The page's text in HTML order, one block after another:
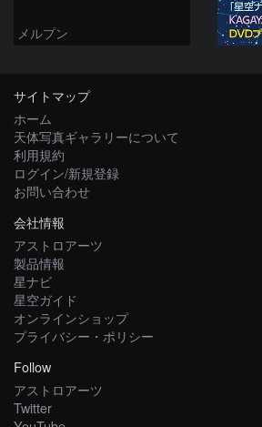
メルプン
サイトマップ
ホーム
天体写真ギャラリーについて
利用規約
ログイン/新規登録
お問い合わせ
会社情報
アストロアーツ
製品情報
星ナビ
星空ガイド
オンラインショップ
プライバシー・ポリシー
Follow
アストロアーツ
Twitter